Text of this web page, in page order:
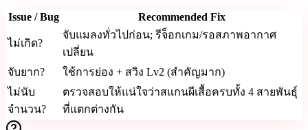
Issue / Bug Recommended Fix
ไม่เกิด?
จับแมลงทั่วไปก่อน; รีจ็อกเกม/รอสภาพอากาศ
เปลี่ยน
จับยาก?
ใช้การย่อง + สวิง Lv2 (สำคัญมาก)
ไม่นับ
จำนวน?
ตรวจสอบให้แน่ใจว่าสแกนผีเสื้อครบทั้ง 4 สายพันธุ์
ที่แตกต่างกัน